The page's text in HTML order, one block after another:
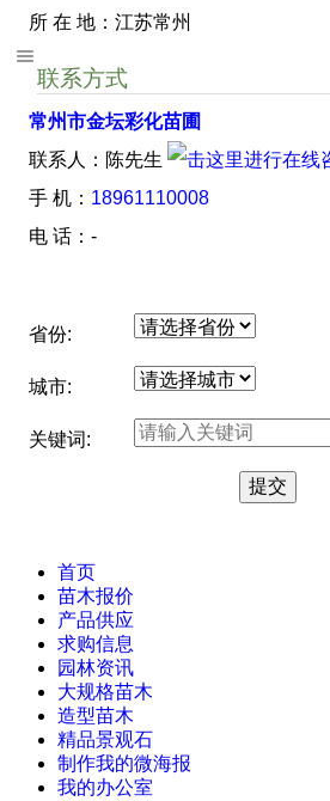
所 在 地：江苏常州
联系方式
常州市金坛彩化苗圃
联系人：陈先生
手 机： 18961110008
电 话：-
省份:
城市:
关键词:
首页
苗木报价
产品供应
求购信息
园林资讯
大规格苗木
造型苗木
精品景观石
制作我的微海报
我的办公室